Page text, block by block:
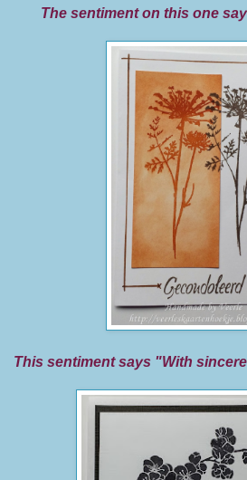
The sentiment on this one
This sentiment says "With